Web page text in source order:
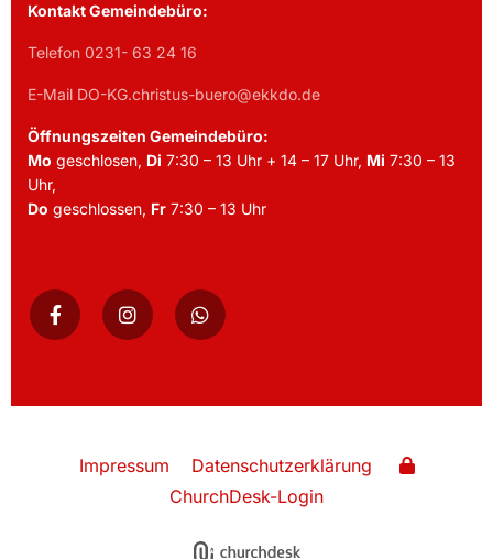
Kontakt Gemeindebüro:
Telefon 0231- 63 24 16
E-Mail DO-KG.christus-buero@ekkdo.de
Öffnungszeiten Gemeindebüro:
Mo geschlosen, Di 7:30 – 13 Uhr + 14 – 17 Uhr, Mi 7:30 – 13
Uhr,
Do geschlossen, Fr 7:30 – 13 Uhr
Impressum
Datenschutzerklärung
ChurchDesk-Login